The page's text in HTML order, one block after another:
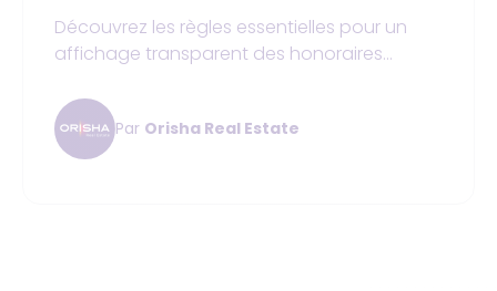
Découvrez les règles essentielles pour un
affichage transparent des honoraires
de la DGCCRF. Ce guide pratique vous
aidera à protéger les intérêts des acheteurs
et vendeurs tout en sécurisant vos
Par Orisha Real Estate